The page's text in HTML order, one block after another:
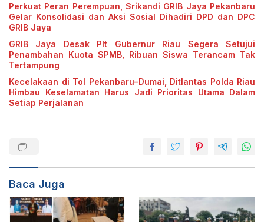
Perkuat Peran Perempuan, Srikandi GRIB Jaya Pekanbaru
Gelar Konsolidasi dan Aksi Sosial Dihadiri DPD dan DPC
GRIB Jaya
GRIB Jaya Desak Plt Gubernur Riau Segera Setujui
Penambahan Kuota SPMB, Ribuan Siswa Terancam Tak
Tertampung
Kecelakaan di Tol Pekanbaru–Dumai, Ditlantas Polda Riau
Himbau Keselamatan Harus Jadi Prioritas Utama Dalam
Setiap Perjalanan
Baca Juga